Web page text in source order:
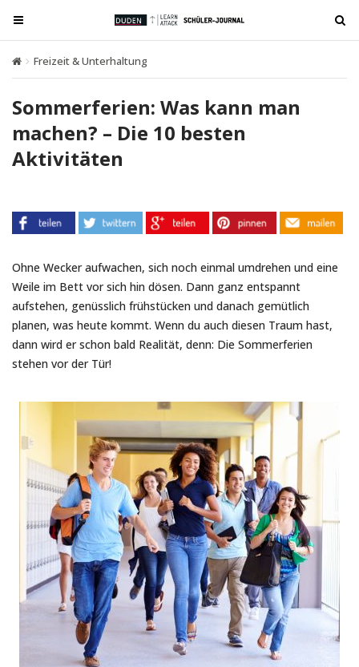
T
o
g
g
e
n
a
g
a
i
o
n
T
o
g
g
a
i
Freizeit & Unterhaltung
Sommerferien: Was kann man
machen? – Die 10 besten
Aktivitäten
Ohne Wecker aufwachen, sich noch einmal umdrehen und eine
Weile im Bett vor sich hin dösen. Dann ganz entspannt
aufstehen, genüsslich frühstücken und danach gemütlich
planen, was heute kommt. Wenn du auch diesen Traum hast,
dann wird er schon bald Realität, denn: Die Sommerferien
stehen vor der Tür!